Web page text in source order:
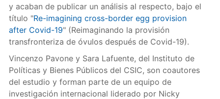
y acaban de publicar un análisis al respecto, bajo el
título "Re-imagining cross-border egg provision
after Covid-19" (Reimaginando la provisión
transfronteriza de óvulos después de Covid-19).
Vincenzo Pavone y Sara Lafuente, del Instituto de
Políticas y Bienes Públicos del CSIC, son coautores
del estudio y forman parte de un equipo de
investigación internacional liderado por Nicky